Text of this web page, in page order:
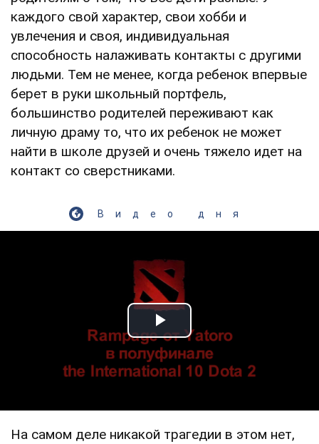
каждого свой характер, свои хобби и
увлечения и своя, индивидуальная
способность налаживать контакты с другими
людьми. Тем не менее, когда ребенок впервые
берет в руки школьный портфель,
большинство родителей переживают как
личную драму то, что их ребенок не может
найти в школе друзей и очень тяжело идет на
контакт со сверстниками.
Видео дня
Play Video
На самом деле никакой трагедии в этом нет,